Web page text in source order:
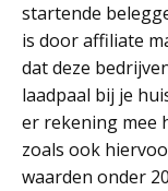
startende
is door affiliate
dat deze
laadpaal bij je
er rekening mee
zoals ook
waarden onder